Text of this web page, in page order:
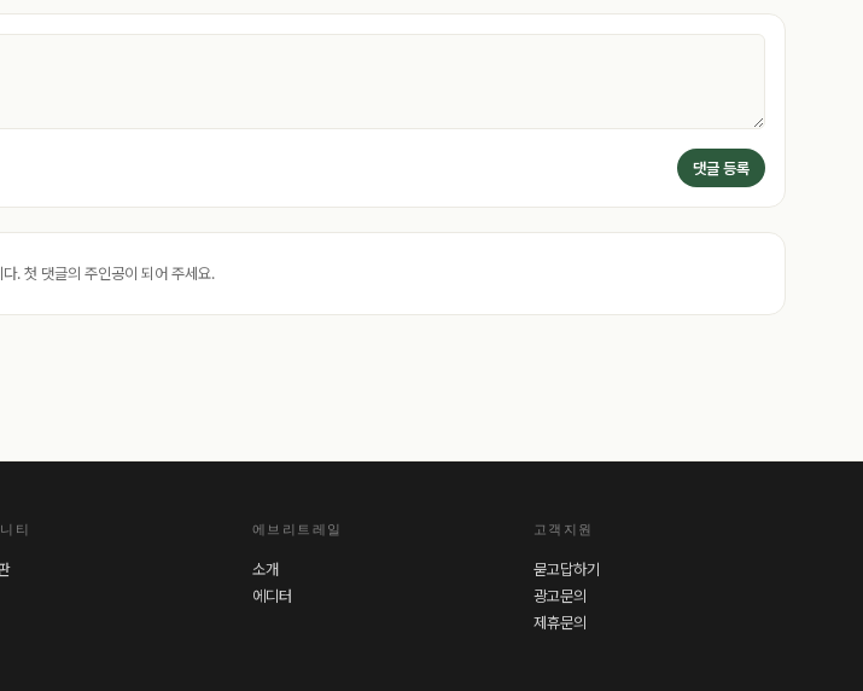
댓글 등록
. 첫 댓글의 주인공이 되어 주세요.
티 에브리트레일
소개
에디터
고객지원
묻고답하기
광고문의
제휴문의